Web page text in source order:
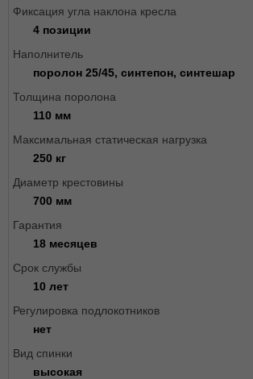
Фиксация угла наклона кресла
4 позиции
Наполнитель
поролон 25/45, синтепон, синтешар
Толщина поролона
110 мм
Максимальная статическая нагрузка
250 кг
Диаметр крестовины
700 мм
Гарантия
18 месяцев
Срок службы
10 лет
Регулировка подлокотников
нет
Вид спинки
высокая